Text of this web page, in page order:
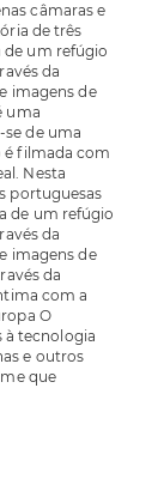
câmaras e
de três
de um refúgio
da
imagens de
uma
de uma
é filmada com
Nesta
portuguesas
de um refúgio
da
imagens de
da
com a
O
à tecnologia
e outros
que